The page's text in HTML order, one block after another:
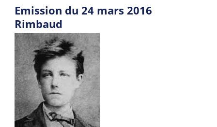
Emission du 24 mars 2016
Rimbaud